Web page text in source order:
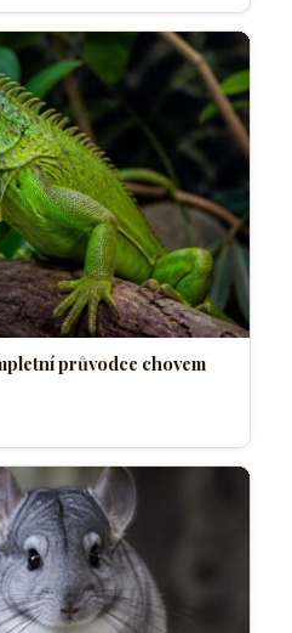
průvodce chovem